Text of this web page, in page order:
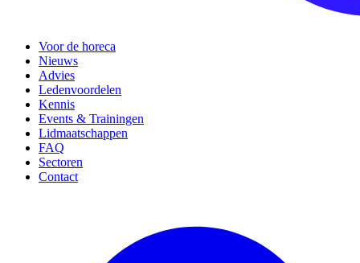
Voor de horeca
Nieuws
Advies
Ledenvoordelen
Kennis
Events & Trainingen
Lidmaatschappen
FAQ
Sectoren
Contact